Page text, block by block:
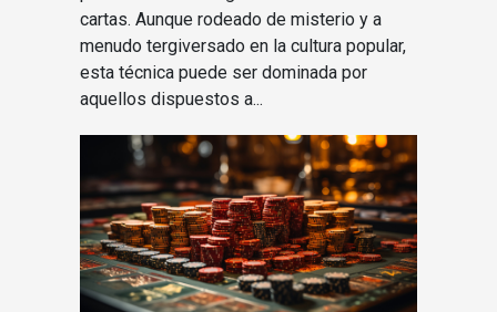
cartas. Aunque rodeado de misterio y a
menudo tergiversado en la cultura popular,
esta técnica puede ser dominada por
aquellos dispuestos a...